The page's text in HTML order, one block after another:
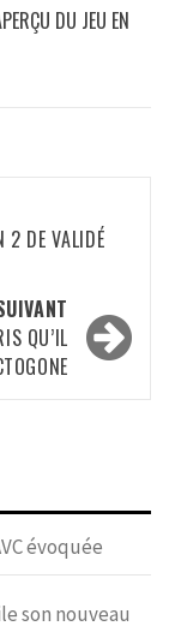
DU JEU EN
2 DE VALIDÉ
QU’IL
évoquée
son nouveau